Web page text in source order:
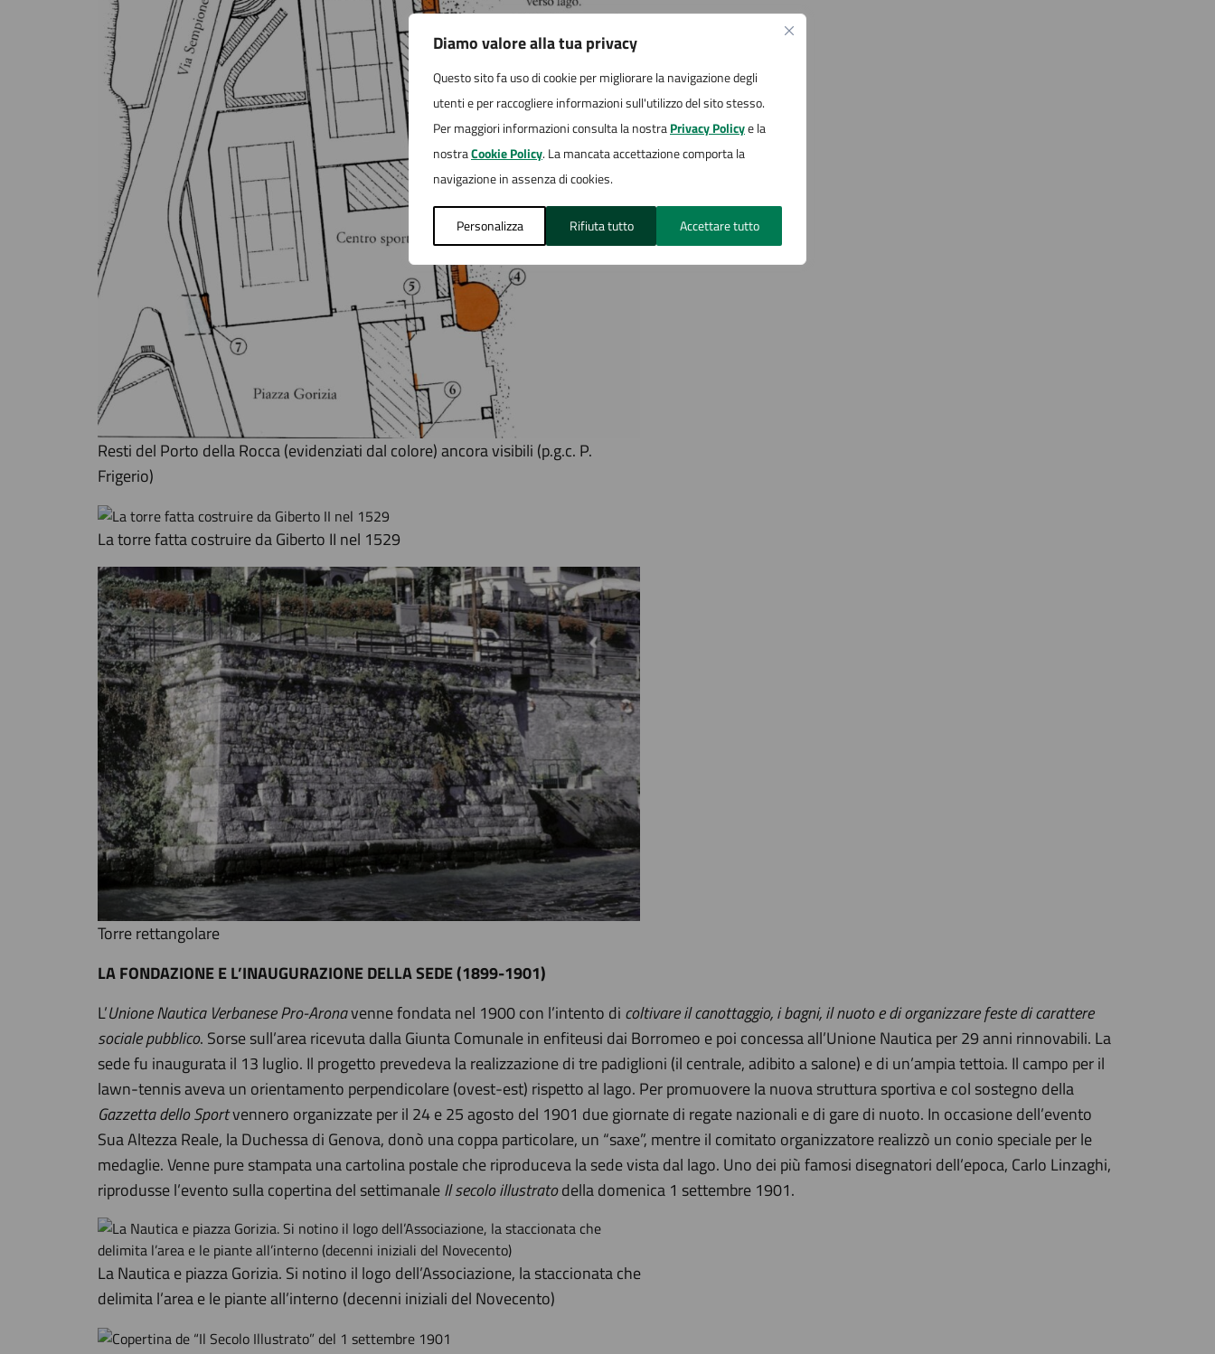
Diamo valore alla tua privacy
Questo sito fa uso di cookie per migliorare la navigazione degli
utenti e per raccogliere informazioni sull'utilizzo del sito stesso.
Per maggiori informazioni consulta la nostraPrivacy Policye la
nostraCookie Policy. La mancata accettazione comporta la
navigazione in assenza di cookies.
Personalizza Rifiuta tutto Accettare tutto
Resti del Porto della Rocca (evidenziati dal colore) ancora visibili (p.g.c. P.
Frigerio)
La torre fatta costruire da Giberto II nel 1529
Torre rettangolare
LA FONDAZIONE E L’INAUGURAZIONE DELLA SEDE (1899-1901)
L’Unione Nautica Verbanese Pro-Aronavenne fondata nel 1900 con l’intento di coltivare il canottaggio, i bagni, il nuoto e di organizzare feste di carattere
sociale pubblico. Sorse sull’area ricevuta dalla Giunta Comunale in enfiteusi dai Borromeo e poi concessa all’Unione Nautica per 29 anni rinnovabili. La
sede fu inaugurata il 13 luglio. Il progetto prevedeva la realizzazione di tre padiglioni (il centrale, adibito a salone) e di un’ampia tettoia. Il campo per il
lawn-tennis aveva un orientamento perpendicolare (ovest-est) rispetto al lago. Per promuovere la nuova struttura sportiva e col sostegno della
Gazzetta dello Sportvennero organizzate per il 24 e 25 agosto del 1901 due giornate di regate nazionali e di gare di nuoto. In occasione dell’evento
Sua Altezza Reale, la Duchessa di Genova, donò una coppa particolare, un “saxe”, mentre il comitato organizzatore realizzò un conio speciale per le
medaglie. Venne pure stampata una cartolina postale che riproduceva la sede vista dal lago. Uno dei più famosi disegnatori dell’epoca, Carlo Linzaghi,
riprodusse l’evento sulla copertina del settimanaleIl secolo illustratodella domenica 1 settembre 1901.
La Nautica e piazza Gorizia. Si notino il logo dell’Associazione, la staccionata che
delimita l’area e le piante all’interno (decenni iniziali del Novecento)